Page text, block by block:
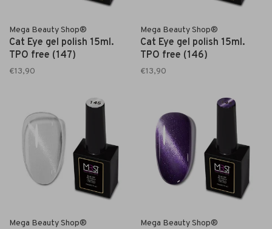
Mega Beauty Shop®
Cat Eye gel polish 15ml.
TPO free (147)
€13,90
Mega Beauty Shop®
Cat Eye gel polish 15ml.
TPO free (146)
€13,90
Mega Beauty Shop® Mega Beauty Shop®